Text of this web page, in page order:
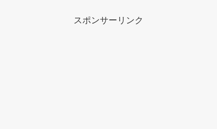
スポンサーリンク